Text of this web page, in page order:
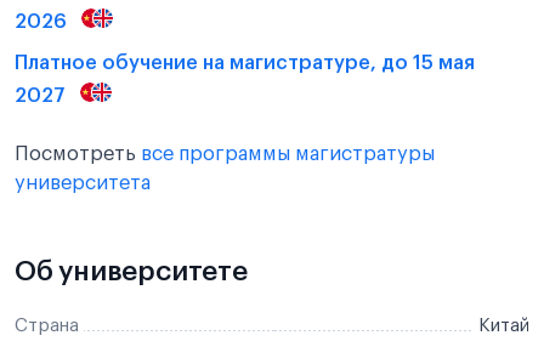
2026
Платное обучение на магистратуре, до 15 мая
2027
Посмотреть все программы магистратуры
университета
Об университете
Страна Китай